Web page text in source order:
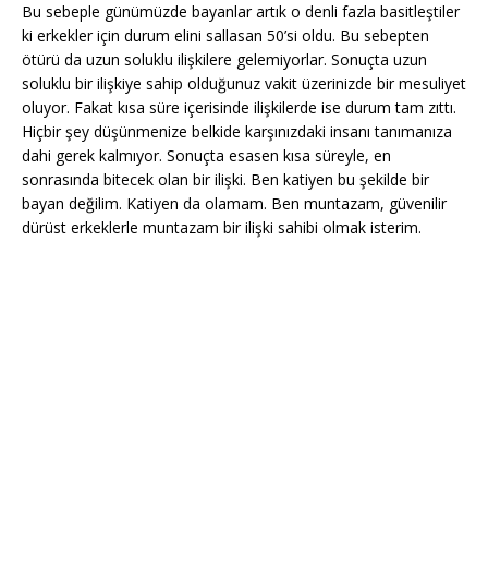
Bu sebeple günümüzde bayanlar artık o denli fazla basitleştiler
ki erkekler için durum elini sallasan 50’si oldu. Bu sebepten
ötürü da uzun soluklu ilişkilere gelemiyorlar. Sonuçta uzun
soluklu bir ilişkiye sahip olduğunuz vakit üzerinizde bir mesuliyet
oluyor. Fakat kısa süre içerisinde ilişkilerde ise durum tam zıttı.
Hiçbir şey düşünmenize belkide karşınızdaki insanı tanımanıza
dahi gerek kalmıyor. Sonuçta esasen kısa süreyle, en
sonrasında bitecek olan bir ilişki. Ben katiyen bu şekilde bir
bayan değilim. Katiyen da olamam. Ben muntazam, güvenilir
dürüst erkeklerle muntazam bir ilişki sahibi olmak isterim.